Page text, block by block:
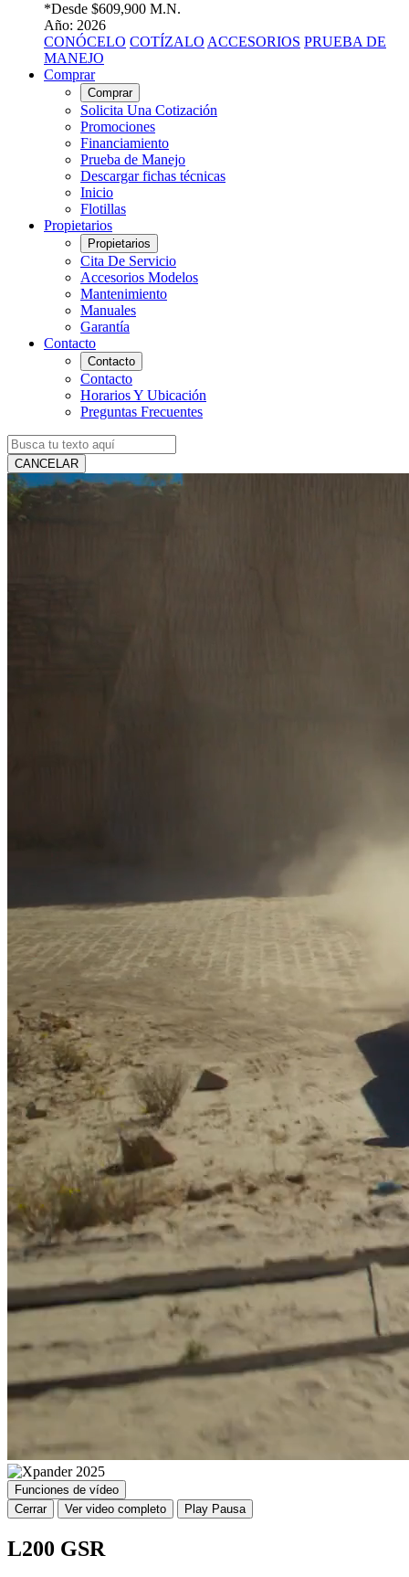
*Desde $609,900 M.N.
Año: 2026
CONÓCELO COTÍZALO ACCESORIOS PRUEBA DE
MANEJO
Comprar
Comprar
Solicita Una Cotización
Promociones
Financiamiento
Prueba de Manejo
Descargar fichas técnicas
Inicio
Flotillas
Propietarios
Propietarios
Cita De Servicio
Accesorios Modelos
Mantenimiento
Manuales
Garantía
Contacto
Contacto
Contacto
Horarios Y Ubicación
Preguntas Frecuentes
CANCELAR
Funciones de vídeo
Cerrar
Ver video completo Play Pausa
L200 GSR